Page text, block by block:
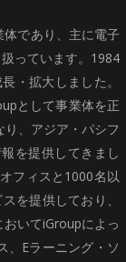
であり、主に電子
っています。1984
・拡大しました。
として事業体を正
、アジア・パシフ
を提供してきまし
フィスと1000名以
を提供しており、
いてiGroupによっ
、Eラーニング・ソ